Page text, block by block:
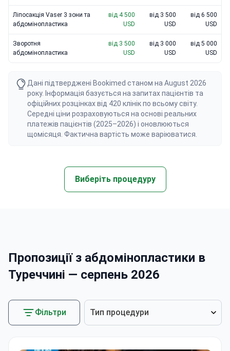
Ліпосакція Vaser 3 зони та
абдомінопластика
від 4 500
USD
від 3 500
USD
від 6 500
USD
Зворотня
абдомінопластика
від 3 500
USD
від 3 000
USD
від 5 000
USD
Дані підтверджені Bookimed станом на August 2026
року. Інформація базується на запитах пацієнтів та
офіційних розцінках від 420 клінік по всьому світу.
Середні ціни розраховуються на основі реальних
платежів пацієнтів (2025–2026) і оновлюються
щомісяця. Фактична вартість може варіюватися.
Виберіть процедуру
Пропозиції з абдомінопластики в
Туреччині — серпень 2026
Фільтри Тип процедури